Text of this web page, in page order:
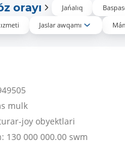
orayı Jańalıq
Jaslar awqamı
mulk
joy obyektlari
130 000 000.00 swm